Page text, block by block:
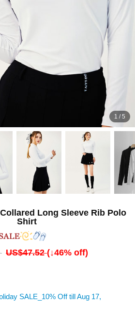
1 /5
Long Sleeve Rib Polo
Shirt
US$47.52(↓46% off)
SALE_10% Off till Aug 17,